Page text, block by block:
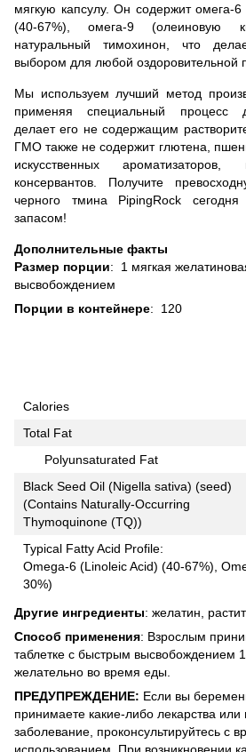
мягкую капсулу. Он содержит омега-6
(40-67%), омега-9 (олеиновую
натуральный тимохинон, что
выбором для любой оздоровительной
Мы используем лучший метод
применяя специальный процесс
делает его не содержащим
ГМО также не содержит глютена,
искусственных ароматизаторов,
консервантов. Получите
черного тмина PipingRock
запасом!
Дополнительные факты
Размер порции: 1 мягкая
высвобождением
Порции в контейнере: 120
Calories
Total Fat
Polyunsaturated Fat
Black Seed Oil (Nigella sativa) (seed)
(Contains Naturally-Occurring
Thymoquinone (TQ))
Typical Fatty Acid Profile:
Omega-6 (Linoleic Acid) (40-67%),
30%)
Другие ингредиенты: желатин,
Способ применения: Взрослым
таблетке с быстрым высвобождением
желательно во время еды.
ПРЕДУПРЕЖДЕНИЕ: Если вы
принимаете какие-либо лекарства
заболевание, проконсультируйтесь с